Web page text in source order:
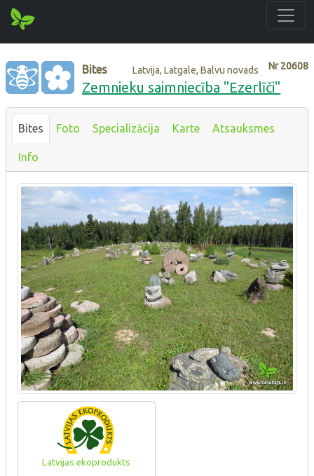
Nr20608
Bites Latvija, Latgale, Balvu novads
Zemnieku saimniecība "Ezerlīči"
Bites Foto Specializācija Karte Atsauksmes
Info
Latvijas ekoprodukts